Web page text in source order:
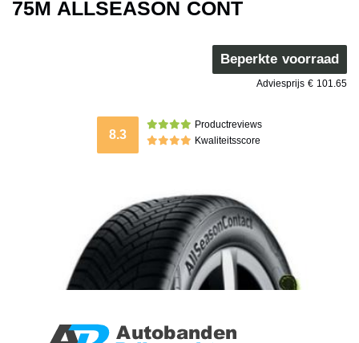
75M ALLSEASON CONT
Beperkte voorraad
Adviesprijs € 101.65
8.3
Productreviews
Kwaliteitsscore